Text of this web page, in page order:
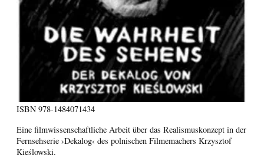
ISBN 978-1484071434
Eine filmwissenschaftliche Arbeit über das Realismuskonzept in der
Fernsehserie ›Dekalog‹ des polnischen Filmemachers Krzysztof
Kieślowski.